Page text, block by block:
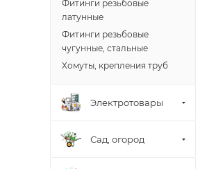
Фитинги резьбовые
латунные
Фитинги резьбовые
чугунные, стальные
Хомуты, крепления труб
Электротовары
Сад, огород